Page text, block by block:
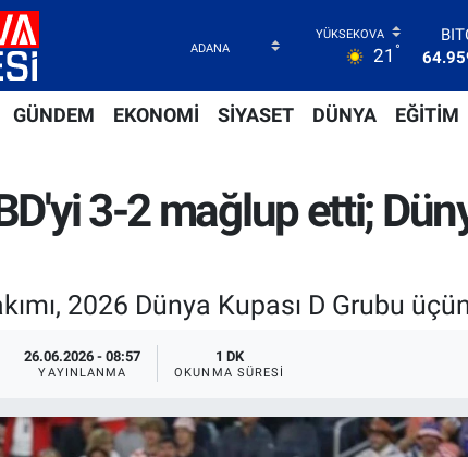
21 °
GÜNDEM EKONOMİ SİYASET DÜNYA EĞİTİM
3-2 mağlup etti;
2026 Dünya Kupası D Grubu
26.06.2026 - 08:57
YAYINLANMA
1 DK
OKUNMA SÜRESI